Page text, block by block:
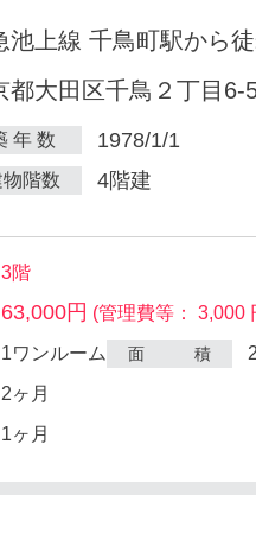
池上線 千鳥町駅から
都大田区千鳥２丁目6-
年 数 1978/1/1
物階数 4階建
3階
63,000円 (管理費等： 3,000
1ワンルーム 面 積
2ヶ月
1ヶ月